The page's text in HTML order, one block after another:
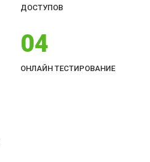
ДОСТУПОВ
04
ОНЛАЙН ТЕСТИРОВАНИЕ